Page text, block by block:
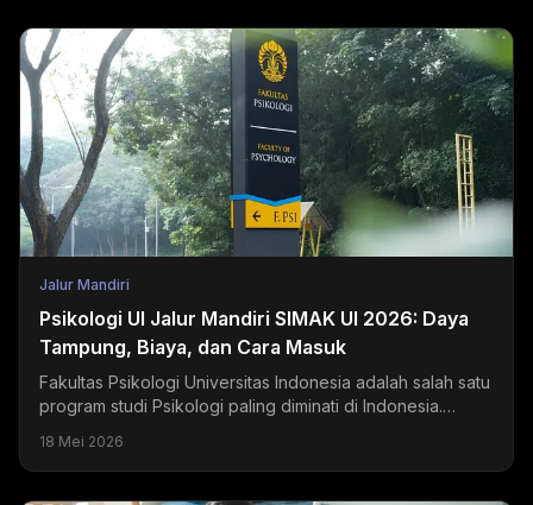
Jalur Mandiri
Psikologi UI Jalur Mandiri SIMAK UI 2026: Daya
Tampung, Biaya, dan Cara Masuk
Fakultas Psikologi Universitas Indonesia adalah salah satu
program studi Psikologi paling diminati di Indonesia.
18 Mei 2026